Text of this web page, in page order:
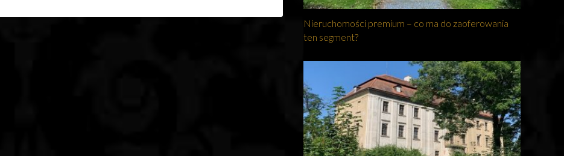
Nieruchomości premium – co ma do zaoferowania
ten segment?